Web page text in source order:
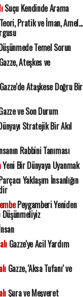
Suçu Kendinde Arama
Pratik ve İman, Amel...
Temel Sorun
Ateşkes ve
Ataşkese Doğru Bir
ve Son Durum
Stratejik Bir Akıl
Rabbini Tanıması
Yeni Bir Dünyaya Uyanmak
Yaklaşım İnsanlığın
Peygamberi Yeniden
Düşünmeliyiz
Gazze'ye Acil Yardım
Gazze, 'Aksa Tufanı' ve
Şura ve Meşveret